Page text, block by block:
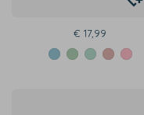
€ 17,99